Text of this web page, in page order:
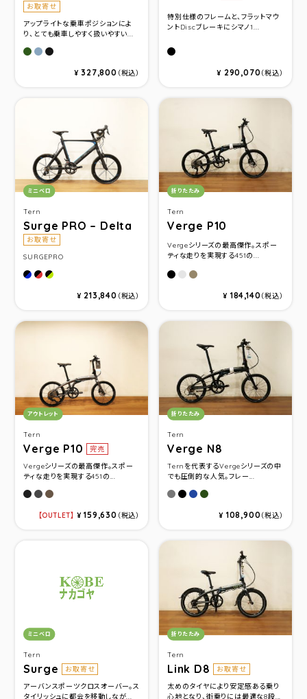
お取寄せ
アップライトな乗車ポジションによ
り、とても乗車しやすく扱いやすい...
マットオリーブ
グロスブルーグレー
マットブラック
¥327,800 （税込）
特別仕様のフレームと、フラットマウ
ントDiscブレーキにシマノ1...
マットブラック/シルバ－
¥ 290,070（税込）
Tern
Surge PRO – Delta
お取寄せ
カテゴリ：
ミニベロ
SURGEPRO
DELTABLUE
DELTARED
DELTAGREEN
¥ 213,840 （税込）
Tern
Verge P10
カテゴリ：
折りたたみ
Vergeシリーズの最高傑作。スポー
ティな走りを実現する451の...
サタンブラック/ブラック(ブ
ダークシルバー/シルバ
ガンメタル/ガンメタル(
¥ 184,140（税込）
Tern
Verge P10 完売
カテゴリ：
アウトレット
Vergeシリーズの最高傑作。スポー
ティな走りを実現する451の...
サタンブラック/グレー(ライム)
ガンメタル/スティール(ダークブロンズ)
ダークブロンズ/スティール(シルバーブルー)
OUTLET ¥159,630 （税込）
Tern
Verge N8
カテゴリ：
折りたたみ
Ternを代表するVergeシリーズの中
でも圧倒的な人気。フレー...
サテンガンメタル/シルバー
サテンブラック/ブラック
ブルー/シルバー
グリーン/ガンメタル
¥ 108,900（税込）
Tern
Surge お取寄せ
カテゴリ：
ミニベロ
アーバンスポーツクロスオーバー。ス
タイリッシュに都会を移動しなが...
Tern
Link D8 お取寄せ
カテゴリ：
折りたたみ
太めのタイヤにより安定感ある乗り
心地となり、街乗りには最適な8段...